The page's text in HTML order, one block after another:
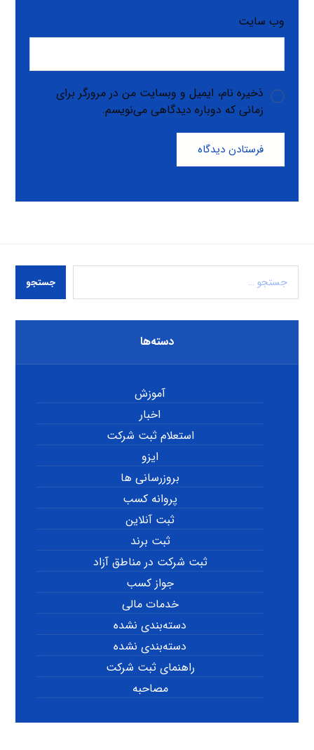
وب‌ سایت
ذخیره نام، ایمیل و وبسایت من در مرورگر برای
زمانی که دوباره دیدگاهی می‌نویسم.
فرستادن دیدگاه
جستجو
دسته‌ها
آموزش
اخبار
استعلام ثبت شرکت
ایزو
بروزرسانی ها
پروانه کسب
ثبت آنلاین
ثبت برند
ثبت شرکت در مناطق آزاد
جواز کسب
خدمات مالی
دسته‌بندی نشده
دسته‌بندی نشده
راهنمای ثبت شرکت
مصاحبه